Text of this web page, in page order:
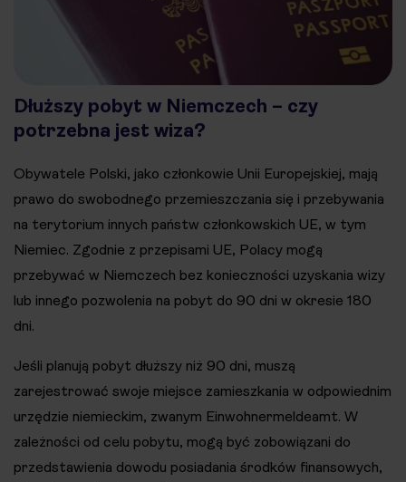
Dłuższy pobyt w Niemczech – czy
potrzebna jest wiza?
Obywatele Polski, jako członkowie Unii Europejskiej, mają
prawo do swobodnego przemieszczania się i przebywania
na terytorium innych państw członkowskich UE, w tym
Niemiec. Zgodnie z przepisami UE, Polacy mogą
przebywać w Niemczech bez konieczności uzyskania wizy
lub innego pozwolenia na pobyt do 90 dni w okresie 180
dni.
Jeśli planują pobyt dłuższy niż 90 dni, muszą
zarejestrować swoje miejsce zamieszkania w odpowiednim
urzędzie niemieckim, zwanym Einwohnermeldeamt. W
zależności od celu pobytu, mogą być zobowiązani do
przedstawienia dowodu posiadania środków finansowych,